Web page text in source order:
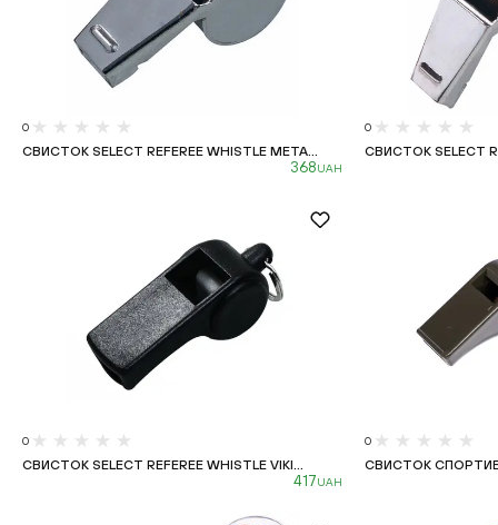
0
СВИСТОК SELECT REFEREE WHISTLE META...
368UAH
0
СВИСТОК SELECT
0
СВИСТОК SELECT REFEREE WHISTLE VIKI...
417UAH
0
СВИСТОК